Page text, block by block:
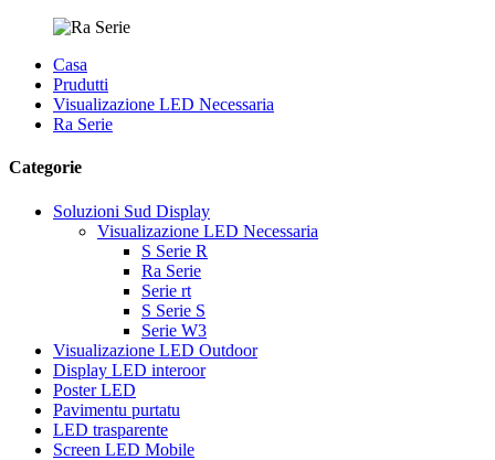
Casa
Prudutti
Visualizazione LED Necessaria
Ra Serie
Categorie
Soluzioni Sud Display
Visualizazione LED Necessaria
S Serie R
Ra Serie
Serie rt
S Serie S
Serie W3
Visualizazione LED Outdoor
Display LED interoor
Poster LED
Pavimentu purtatu
LED trasparente
Screen LED Mobile